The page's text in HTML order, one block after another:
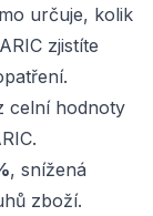
určuje, kolik
zjistíte
celní hodnoty
, snížená
zboží.